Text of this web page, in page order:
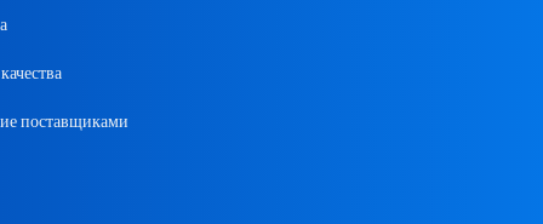
продукты
поставщиками